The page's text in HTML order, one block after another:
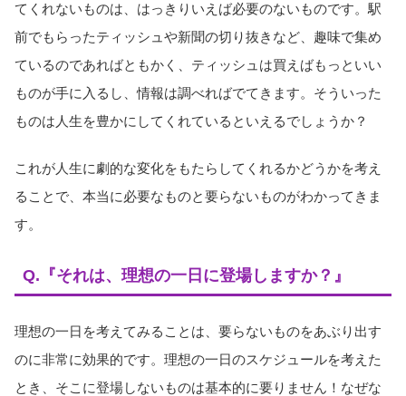
てくれないものは、はっきりいえば必要のないものです。駅
前でもらったティッシュや新聞の切り抜きなど、趣味で集め
ているのであればともかく、ティッシュは買えばもっといい
ものが手に入るし、情報は調べればでてきます。そういった
ものは人生を豊かにしてくれているといえるでしょうか？
これが人生に劇的な変化をもたらしてくれるかどうかを考え
ることで、本当に必要なものと要らないものがわかってきま
す。
Q.『それは、理想の一日に登場しますか？』
理想の一日を考えてみることは、要らないものをあぶり出す
のに非常に効果的です。理想の一日のスケジュールを考えた
とき、そこに登場しないものは基本的に要りません！なぜな